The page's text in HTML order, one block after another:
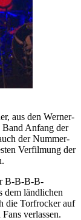
aus den Werner-
Band Anfang der
der Nummer-
Verfilmung der
B-B-B-B-
dem ländlichen
die Torfrocker auf
verlassen.